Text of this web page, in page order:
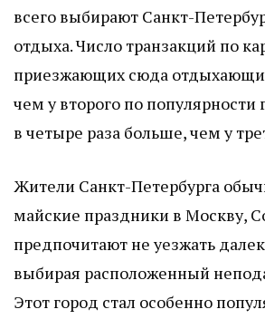
всего выбирают Санкт-
отдыха. Число транзакций по
приезжающих сюда
чем у второго по популярности
в четыре раза больше, чем у
Жители Санкт-Петербурга
майские праздники в Москву,
предпочитают не уезжать
выбирая расположенный
Этот город стал особенно